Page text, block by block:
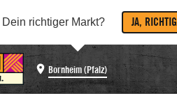
Dein richtiger Markt? JA, RICHTIG
Bornheim (Pfalz)